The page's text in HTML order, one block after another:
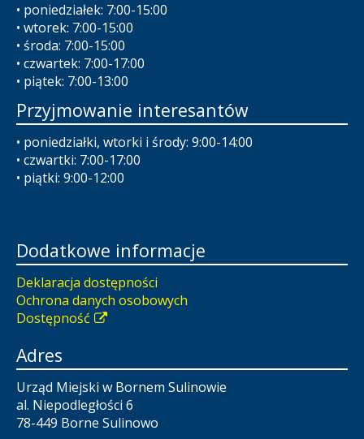
• poniedziałek: 7:00-15:00
• wtorek: 7:00-15:00
• środa: 7:00-15:00
• czwartek: 7:00-17:00
• piątek: 7:00-13:00
Przyjmowanie interesantów
• poniedziałki, wtorki i środy: 9:00-14:00
• czwartki: 7:00-17:00
• piątki: 9:00-12:00
Dodatkowe informacje
Deklaracja dostępności
Ochrona danych osobowych
Dostępność
Adres
Urząd Miejski w Bornem Sulinowie
al. Niepodległości 6
78-449 Borne Sulinowo